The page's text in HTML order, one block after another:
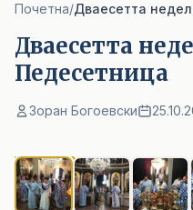
Почетна/Дваесетта
Дваесетта
Педесетница
Зоран Богоевски